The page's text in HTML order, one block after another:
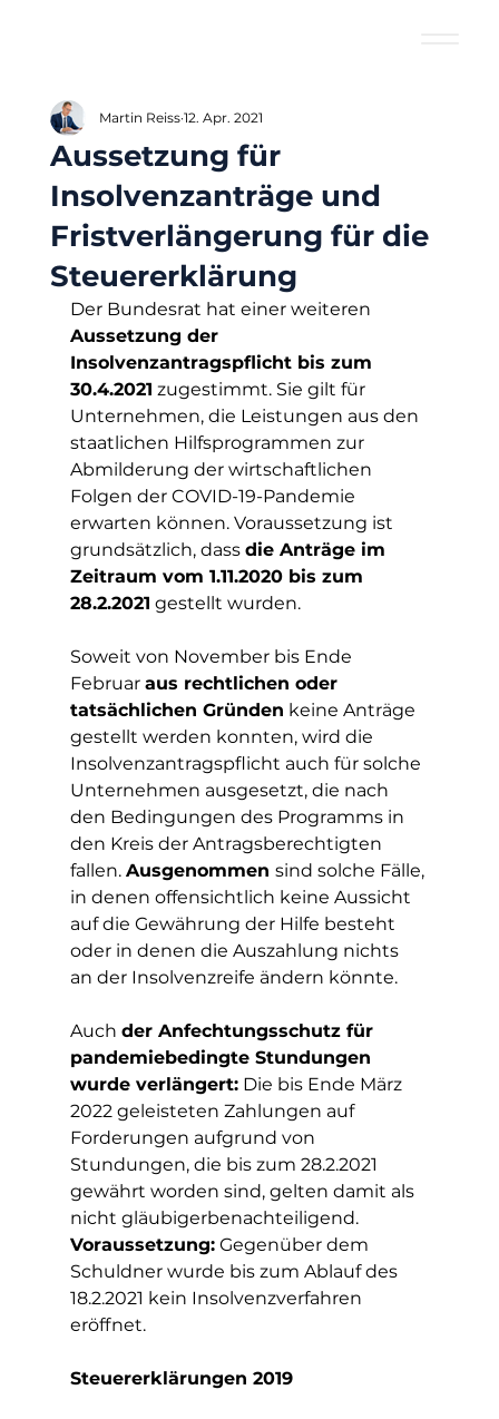
Aussetzung für
Insolvenzanträge und
Fristverlängerung für die
Steuererklärung
Martin Reiss 12. Apr. 2021
Der Bundesrat hat einer weiteren
Aussetzung der
Insolvenzantragspflicht bis zum
30.4.2021 zugestimmt. Sie gilt für
Unternehmen, die Leistungen aus den
staatlichen Hilfsprogrammen zur
Abmilderung der wirtschaftlichen
Folgen der COVID-19-Pandemie
erwarten können. Voraussetzung ist
grundsätzlich, dass die Anträge im
Zeitraum vom 1.11.2020 bis zum
28.2.2021 gestellt wurden.
Soweit von November bis Ende
Februar aus rechtlichen oder
tatsächlichen Gründen keine Anträge
gestellt werden konnten, wird die
Insolvenzantragspflicht auch für solche
Unternehmen ausgesetzt, die nach
den Bedingungen des Programms in
den Kreis der Antragsberechtigten
fallen. Ausgenommen sind solche Fälle,
in denen offensichtlich keine Aussicht
auf die Gewährung der Hilfe besteht
oder in denen die Auszahlung nichts
an der Insolvenzreife ändern könnte.
Auch der Anfechtungsschutz für
pandemiebedingte Stundungen
wurde verlängert: Die bis Ende März
2022 geleisteten Zahlungen auf
Forderungen aufgrund von
Stundungen, die bis zum 28.2.2021
gewährt worden sind, gelten damit als
nicht gläubigerbenachteiligend.
Voraussetzung: Gegenüber dem
Schuldner wurde bis zum Ablauf des
18.2.2021 kein Insolvenzverfahren
eröffnet.
Steuererklärungen 2019